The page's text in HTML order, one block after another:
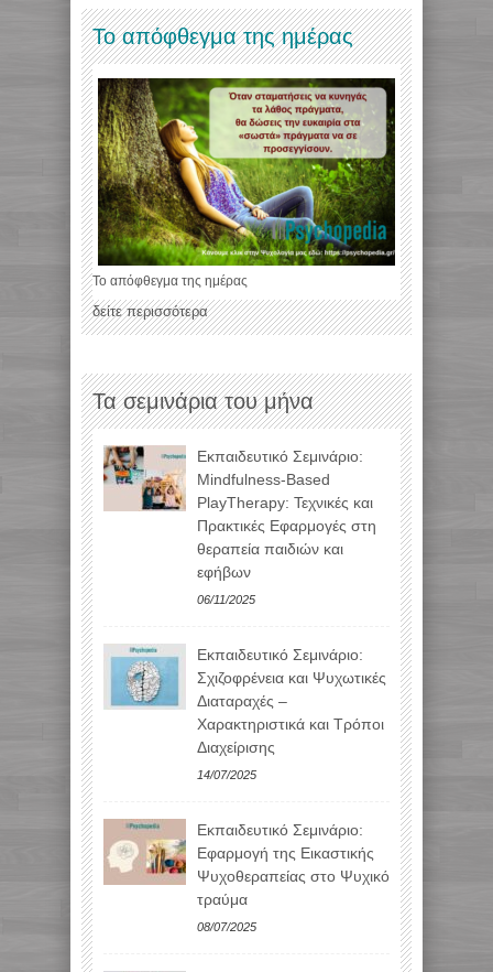
Το απόφθεγμα της ημέρας
Το απόφθεγμα της ημέρας
δείτε περισσότερα
Τα σεμινάρια του μήνα
Εκπαιδευτικό Σεμινάριο:
Mindfulness-Based
PlayTherapy: Τεχνικές και
Πρακτικές Εφαρμογές στη
θεραπεία παιδιών και
εφήβων
06/11/2025
Εκπαιδευτικό Σεμινάριο:
Σχιζοφρένεια και Ψυχωτικές
Διαταραχές –
Χαρακτηριστικά και Τρόποι
Διαχείρισης
14/07/2025
Εκπαιδευτικό Σεμινάριο:
Εφαρμογή της Εικαστικής
Ψυχοθεραπείας στο Ψυχικό
τραύμα
08/07/2025